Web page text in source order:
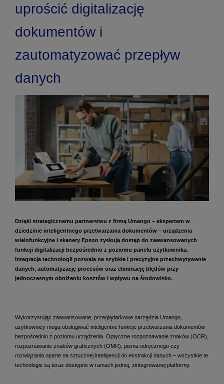
Wydarzenia
Search
for:
uprościć digitalizację
dokumentów i
zautomatyzować przepływ
danych
Dzięki strategicznemu partnerstwu z firmą Umango – ekspertem w
dziedzinie inteligentnego przetwarzania dokumentów – urządzenia
wielofunkcyjne i skanery Epson zyskują dostęp do zaawansowanych
funkcji digitalizacji bezpośrednio z poziomu panelu użytkownika.
Integracja technologii pozwala na szybkie i precyzyjne przechwytywanie
danych, automatyzację procesów oraz eliminację błędów przy
jednoczesnym obniżeniu kosztów i wpływu na środowisko.
Wykorzystując zaawansowane, przeglądarkowe narzędzia Umango,
użytkownicy mogą obsługiwać inteligentne funkcje przetwarzania dokumentów
bezpośrednio z poziomu urządzenia. Optyczne rozpoznawanie znaków (OCR),
rozpoznawanie znaków graficznych (OMR), pisma odręcznego czy
rozwiązania oparte na sztucznej inteligencji do ekstrakcji danych – wszystkie te
technologie są teraz dostępne w ramach jednej, zintegrowanej platformy.